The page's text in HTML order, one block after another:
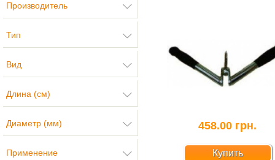
Производитель
Тип
Вид
Длина (см)
Диаметр (мм)
Применение
458.00 грн.
Купить